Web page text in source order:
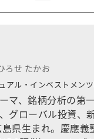
ろせ たかお
アル・インベストメン
マ、銘柄分析の第一
グローバル投資、
県生まれ。慶應